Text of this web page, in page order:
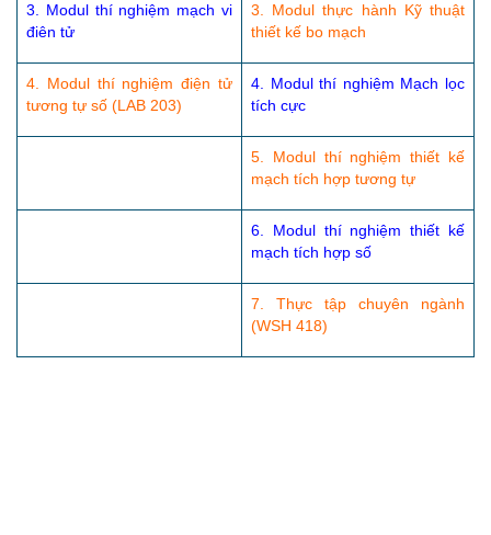
3. Modul thí nghiệm mạch vi
điên tử
3. Modul thực hành Kỹ thuật
thiết kế bo mạch
4. Modul thí nghiệm điện tử
tương tự số (LAB 203)
4. Modul thí nghiệm Mạch lọc
tích cực
5. Modul thí nghiệm thiết kế
mạch tích hợp tương tự
6. Modul thí nghiệm thiết kế
mạch tích hợp số
7. Thực tập chuyên ngành
(WSH 418)